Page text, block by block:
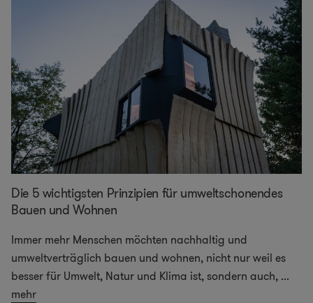
Die 5 wichtigsten Prinzipien für umweltschonendes
Bauen und Wohnen
Immer mehr Menschen möchten nachhaltig und
umweltverträglich bauen und wohnen, nicht nur weil es
besser für Umwelt, Natur und Klima ist, sondern auch, ...
mehr